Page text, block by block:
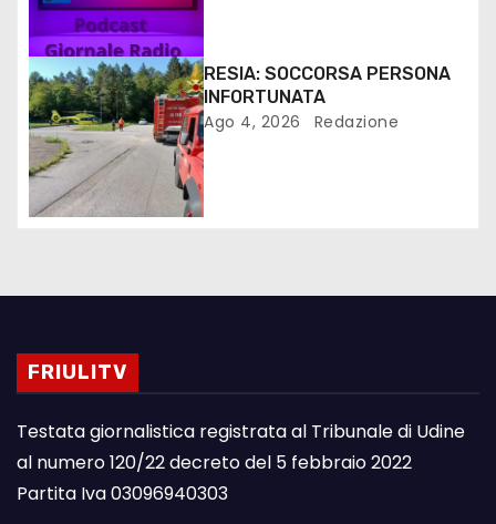
RESIA: SOCCORSA PERSONA
INFORTUNATA
Ago 4, 2026 Redazione
FRIULITV
Testata giornalistica registrata al Tribunale di Udine
al numero 120/22 decreto del 5 febbraio 2022
Partita Iva 03096940303